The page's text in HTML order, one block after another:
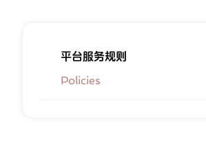
平台服务规则
Policies